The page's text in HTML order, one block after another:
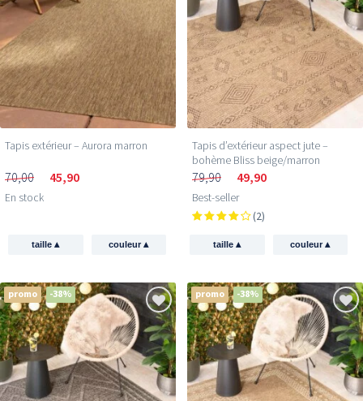
Tapis extérieur – Aurora marron
70,00 45,90
En stock
taille▴ couleur▴
Tapis d’extérieur aspect jute –
bohème Bliss beige/marron
79,90 49,90
Best-seller
(2)
taille▴ couleur▴
promo -38% promo -38%